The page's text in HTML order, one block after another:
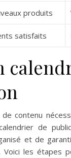
produits
satisfaits
contenu
de
et de
Voici les étapes